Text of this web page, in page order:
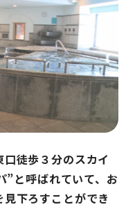
徒歩３分のスカイ
”と呼ばれていて、お
下ろすことができ